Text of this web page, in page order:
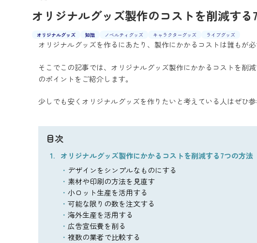
オリジナルグッズ製作のコストを削減する
オリジナルグッズ 知識 ノベルティグッズ キャラクターグッズ ライブグッズ
オリジナルグッズを作るにあたり、製作にかかるコストは誰もが
そこでこの記事では、オリジナルグッズ製作にかかるコストを削
のポイントをご紹介します。
少しでも安くオリジナルグッズを作りたいと考えている人はぜひ参
目次
オリジナルグッズ製作にかかるコストを削減する7つの方法
デザインをシンプルなものにする
素材や印刷の方法を見直す
小ロット生産を活用する
可能な限りの数を注文する
海外生産を活用する
広告宣伝費を削る
複数の業者で比較する